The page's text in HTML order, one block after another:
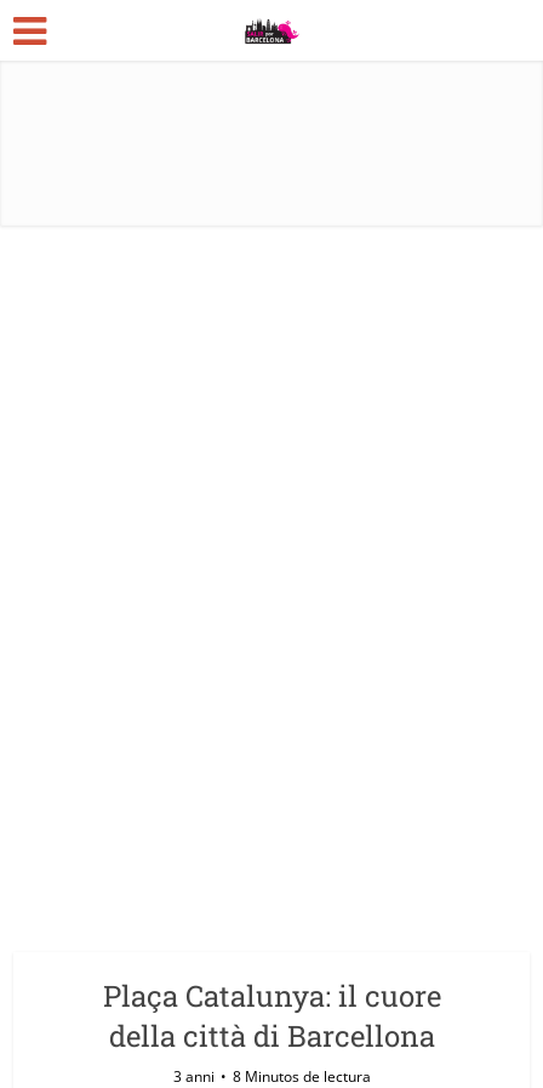
Plaça Catalunya: il cuore
della città di Barcellona
3 anni 8 Minutos de lectura